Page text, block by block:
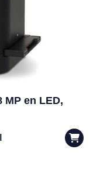
MP en LED,